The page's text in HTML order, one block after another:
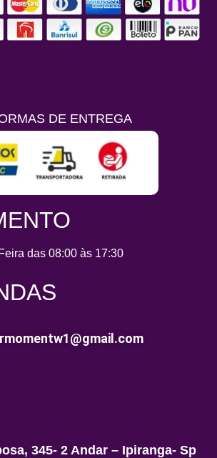
DE ENTREGA
das 08:00 às 17:30
345- 2 Andar – Ipiranga- Sp